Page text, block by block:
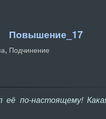
Повышение_17
, Подчинение
по-настоящему!